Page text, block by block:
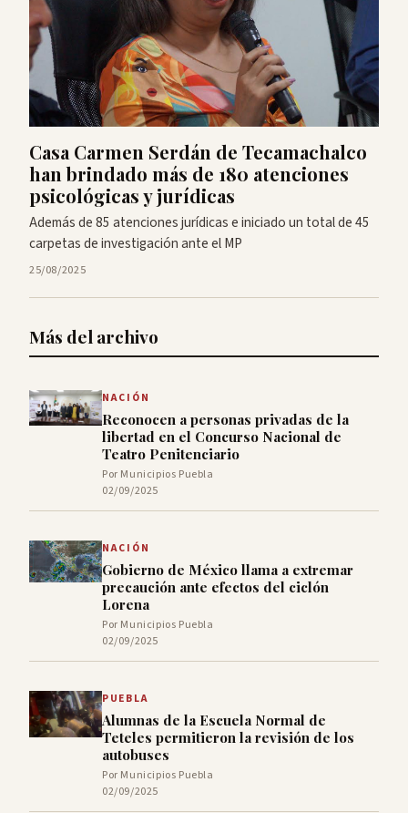
Casa Carmen Serdán de Tecamachalco
han brindado más de 180 atenciones
psicológicas y jurídicas
Además de 85 atenciones jurídicas e iniciado un total de 45
carpetas de investigación ante el MP
25/08/2025
Más del archivo
NACIÓN
Reconocen a personas privadas de la
libertad en el Concurso Nacional de
Teatro Penitenciario
Por Municipios Puebla
02/09/2025
NACIÓN
Gobierno de México llama a extremar
precaución ante efectos del ciclón
Lorena
Por Municipios Puebla
02/09/2025
PUEBLA
Alumnas de la Escuela Normal de
Teteles permitieron la revisión de los
autobuses
Por Municipios Puebla
02/09/2025